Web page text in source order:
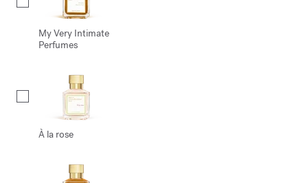
My Very Intimate
Perfumes
À la rose